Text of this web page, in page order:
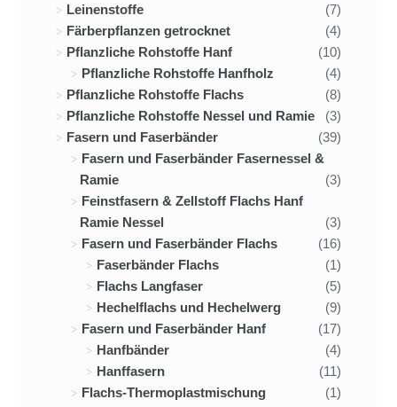
Leinenstoffe
(7)
Färberpflanzen getrocknet
(4)
Pflanzliche Rohstoffe Hanf
(10)
Pflanzliche Rohstoffe Hanfholz
(4)
Pflanzliche Rohstoffe Flachs
(8)
Pflanzliche Rohstoffe Nessel und Ramie
(3)
Fasern und Faserbänder
(39)
Fasern und Faserbänder Fasernessel &
Ramie
(3)
Feinstfasern & Zellstoff Flachs Hanf
Ramie Nessel
(3)
Fasern und Faserbänder Flachs
(16)
Faserbänder Flachs
(1)
Flachs Langfaser
(5)
Hechelflachs und Hechelwerg
(9)
Fasern und Faserbänder Hanf
(17)
Hanfbänder
(4)
Hanffasern
(11)
Flachs-Thermoplastmischung
(1)